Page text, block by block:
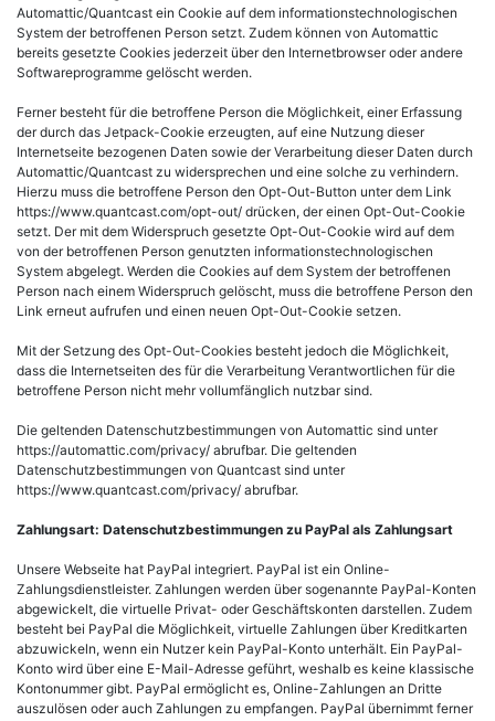
Automattic/Quantcast ein Cookie auf dem informationstechnologischen
System der betroffenen Person setzt. Zudem können von Automattic
bereits gesetzte Cookies jederzeit über den Internetbrowser oder andere
Softwareprogramme gelöscht werden.
Ferner besteht für die betroffene Person die Möglichkeit, einer Erfassung
der durch das Jetpack-Cookie erzeugten, auf eine Nutzung dieser
Internetseite bezogenen Daten sowie der Verarbeitung dieser Daten durch
Automattic/Quantcast zu widersprechen und eine solche zu verhindern.
Hierzu muss die betroffene Person den Opt-Out-Button unter dem Link
https://www.quantcast.com/opt-out/ drücken, der einen Opt-Out-Cookie
setzt. Der mit dem Widerspruch gesetzte Opt-Out-Cookie wird auf dem
von der betroffenen Person genutzten informationstechnologischen
System abgelegt. Werden die Cookies auf dem System der betroffenen
Person nach einem Widerspruch gelöscht, muss die betroffene Person den
Link erneut aufrufen und einen neuen Opt-Out-Cookie setzen.
Mit der Setzung des Opt-Out-Cookies besteht jedoch die Möglichkeit,
dass die Internetseiten des für die Verarbeitung Verantwortlichen für die
betroffene Person nicht mehr vollumfänglich nutzbar sind.
Die geltenden Datenschutzbestimmungen von Automattic sind unter
https://automattic.com/privacy/ abrufbar. Die geltenden
Datenschutzbestimmungen von Quantcast sind unter
https://www.quantcast.com/privacy/ abrufbar.
Zahlungsart: Datenschutzbestimmungen zu PayPal als Zahlungsart
Unsere Webseite hat PayPal integriert. PayPal ist ein Online-
Zahlungsdienstleister. Zahlungen werden über sogenannte PayPal-Konten
abgewickelt, die virtuelle Privat- oder Geschäftskonten darstellen. Zudem
besteht bei PayPal die Möglichkeit, virtuelle Zahlungen über Kreditkarten
abzuwickeln, wenn ein Nutzer kein PayPal-Konto unterhält. Ein PayPal-
Konto wird über eine E-Mail-Adresse geführt, weshalb es keine klassische
Kontonummer gibt. PayPal ermöglicht es, Online-Zahlungen an Dritte
auszulösen oder auch Zahlungen zu empfangen. PayPal übernimmt ferner